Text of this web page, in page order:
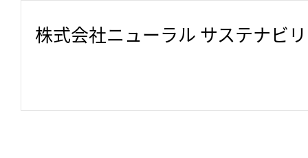
株式会社ニューラル サステナビ